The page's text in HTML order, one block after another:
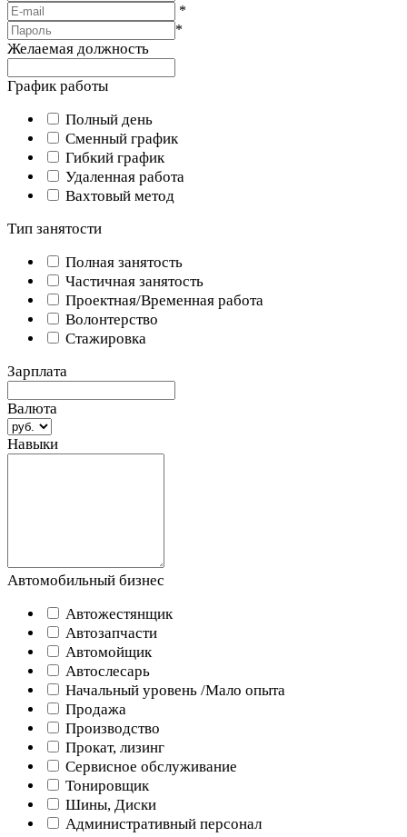
*
*
Желаемая должность
График работы
Полный день
Сменный график
Гибкий график
Удаленная работа
Вахтовый метод
Тип занятости
Полная занятость
Частичная занятость
Проектная/Временная работа
Волонтерство
Стажировка
Зарплата
Валюта
Навыки
Автомобильный бизнес
Автожестянщик
Автозапчасти
Автомойщик
Автослесарь
Начальный уровень /Мало опыта
Продажа
Производство
Прокат, лизинг
Сервисное обслуживание
Тонировщик
Шины, Диски
Административный персонал